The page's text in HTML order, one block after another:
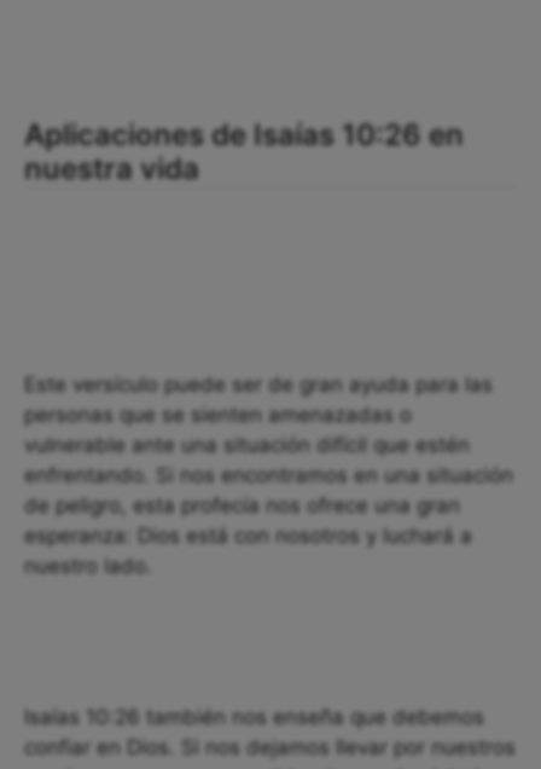
Aplicaciones de Isaías 10:26 en
nuestra vida
Este versículo puede ser de gran ayuda para las
personas que se sienten amenazadas o
vulnerable ante una situación difícil que estén
enfrentando. Si nos encontramos en una situación
de peligro, esta profecía nos ofrece una gran
esperanza: Dios está con nosotros y luchará a
nuestro lado.
Isaías 10:26 también nos enseña que debemos
confiar en Dios. Si nos dejamos llevar por nuestros